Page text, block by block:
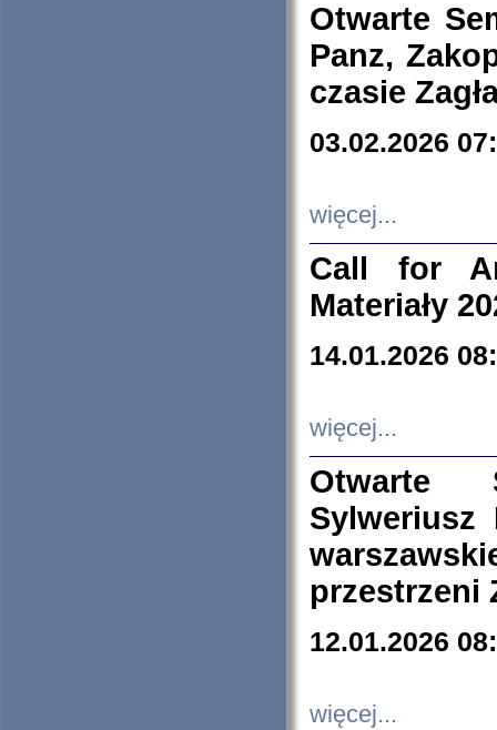
Otwarte
Panz,
czasie
03.02.2026
więcej...
Call for
Materiały
14.01.2026
więcej...
Otwarte
Sylweriusz
przestrzeni
12.01.2026
więcej...